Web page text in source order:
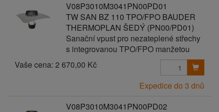
V08P3010M3041PN00PD01
TW SAN BZ 110 TPO/FPO BAUDER
THERMOPLAN ŠEDÝ (PN00/PD01)
Sanační vpust pro nezateplené střechy
s integrovanou TPO/FPO manžetou
Vaše cena: 2 670,00 Kč
Expedice do 3 dnů
V08P3010M3041PN00PD02